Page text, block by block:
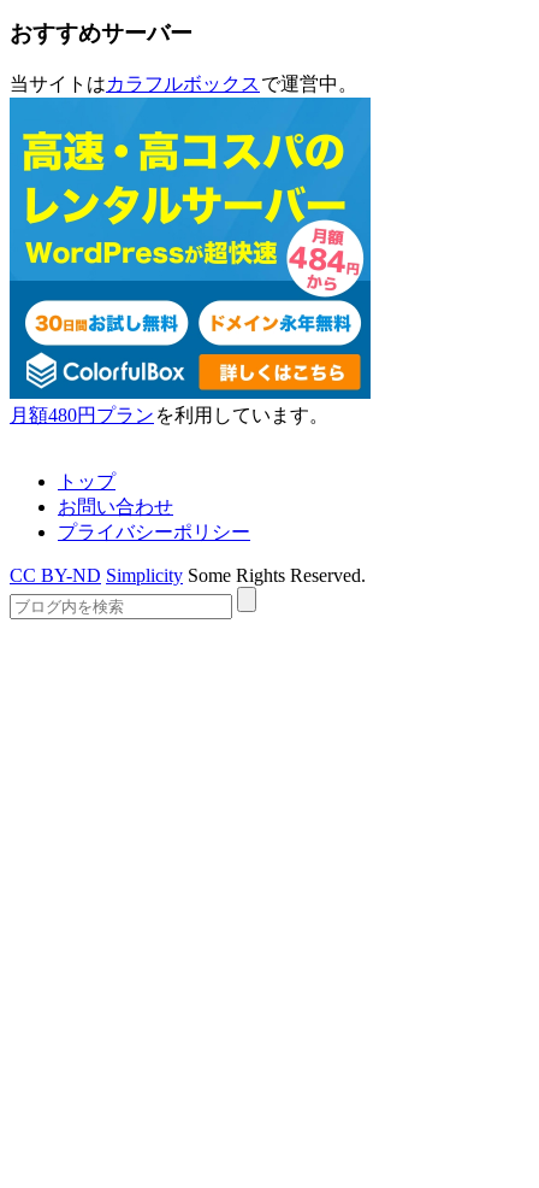
おすすめサーバー
当サイトはカラフルボックス で運営中。
月額480円プラン を利用しています。
トップ
お問い合わせ
プライバシーポリシー
CC BY-ND Simplicity Some Rights Reserved.